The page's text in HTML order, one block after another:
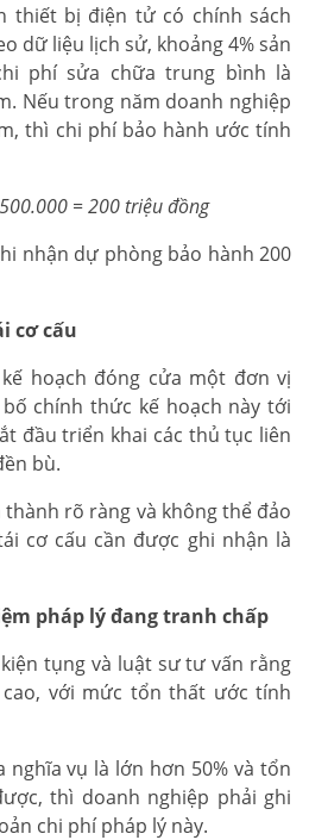
thiết bị điện tử có chính sách
dữ liệu lịch sử, khoảng 4% sản
phí sửa chữa trung bình là
Nếu trong năm doanh nghiệp
thì chi phí bảo hành ước tính
= 200 triệu đồng
nhận dự phòng bảo hành 200
cơ cấu
hoạch đóng cửa một đơn vị
chính thức kế hoạch này tới
đầu triển khai các thủ tục liên
bù.
rõ ràng và không thể đảo
cơ cấu cần được ghi nhận là
pháp lý đang tranh chấp
tụng và luật sư tư vấn rằng
với mức tổn thất ước tính
nghĩa vụ là lớn hơn 50% và tổn
thì doanh nghiệp phải ghi
chi phí pháp lý này.